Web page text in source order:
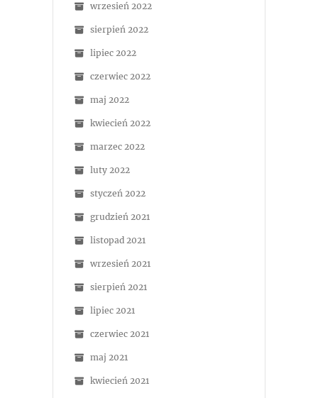
wrzesień 2022
sierpień 2022
lipiec 2022
czerwiec 2022
maj 2022
kwiecień 2022
marzec 2022
luty 2022
styczeń 2022
grudzień 2021
listopad 2021
wrzesień 2021
sierpień 2021
lipiec 2021
czerwiec 2021
maj 2021
kwiecień 2021